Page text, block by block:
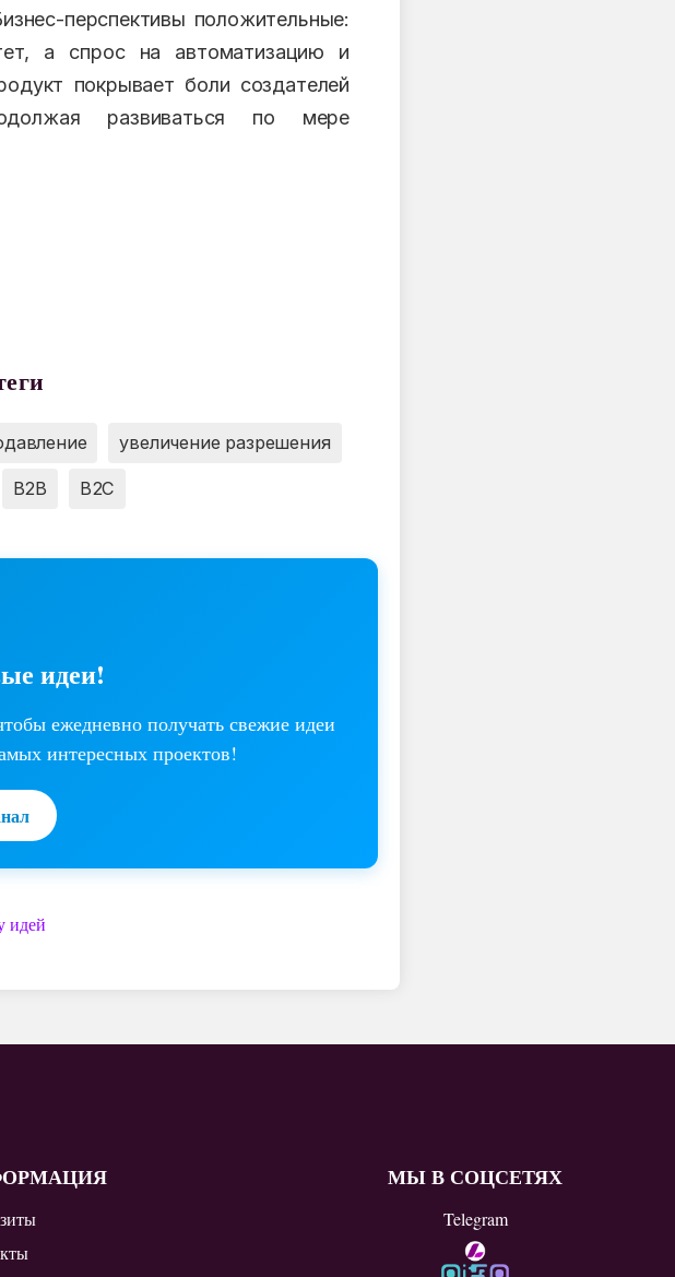
перспективы положительные:
а спрос на автоматизацию и
покрывает боли создателей
развиваться по мере
увеличение разрешения
B2B B2C
идеи!
ежедневно получать свежие идеи
интересных проектов!
идей
МЫ В СОЦСЕТЯХ
Telegram